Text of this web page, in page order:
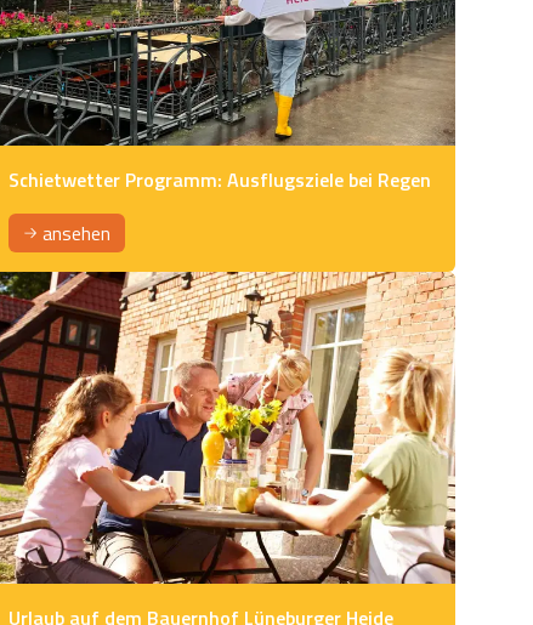
Schietwetter Programm: Ausflugsziele bei Regen
ansehen
Urlaub auf dem Bauernhof Lüneburger Heide